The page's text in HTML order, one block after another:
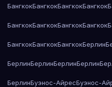
БангкокБангкокБангкокБангкок
БангкокБангкокБангкокБангкок
БангкокБангкокБангкокБерлин
БерлинБерлинБерлинБерлин
БерлинБуэнос-АйресБуэнос-